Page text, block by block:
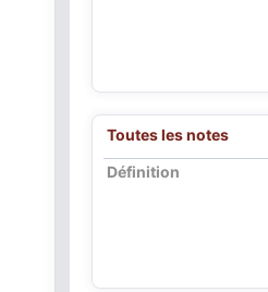
Toutes les notes
Définition